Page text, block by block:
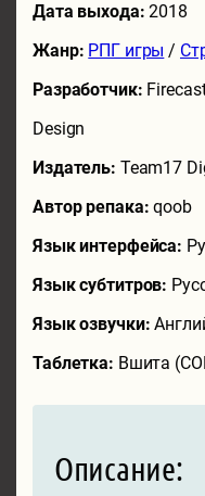
Дата выхода:2018
Жанр: РПГ игры /
Разработчик:
Design
Издатель: Team17
Автор репака:qoob
Язык интерфейса:
Язык субтитров:
Язык озвучки:
Таблетка: Вшита
Описание: